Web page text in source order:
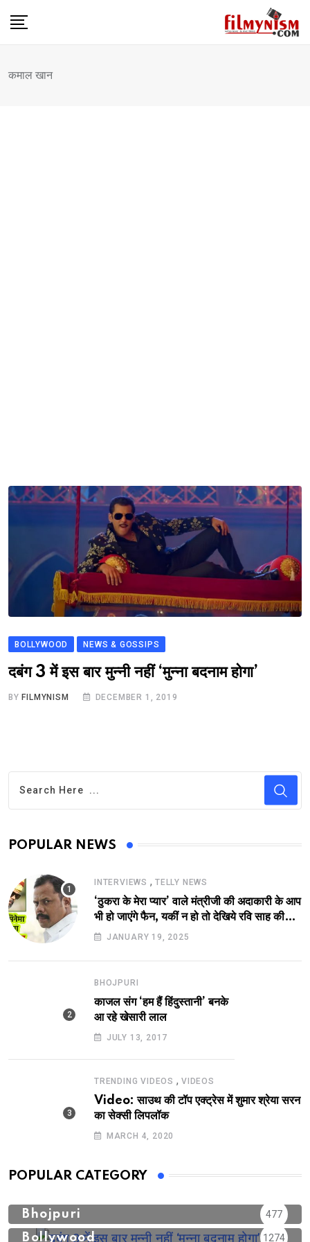
कमाल खान
BOLLYWOOD NEWS & GOSSIPS
दबंग 3 में इस बार मुन्नी नहीं ‘मुन्ना बदनाम होगा’
BYFILMYNISM DECEMBER 1, 2019
POPULAR NEWS
INTERVIEWS , TELLY NEWS
‘ठुकरा के मेरा प्यार’ वाले मंत्रीजी की अदाकारी के आप
भी हो जाएंगे फैन, यकीं न हो तो देखिये रवि साह की
दमदार भूमिका
JANUARY 19, 2025
BHOJPURI
काजल संग ‘हम हैं हिंदुस्तानी’ बनके
आ रहे खेसारी लाल
JULY 13, 2017
TRENDING VIDEOS , VIDEOS
Video: साउथ की टॉप एक्ट्रेस में शुमार श्रेया सरन
का सेक्सी लिपलॉक
MARCH 4, 2020
POPULAR CATEGORY
Bhojpuri 477
Bollywood 1274